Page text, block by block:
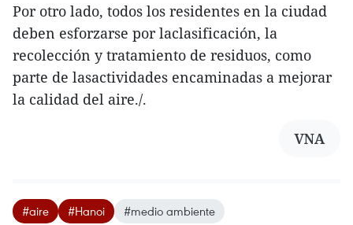
Por otro lado, todos los residentes en la ciudad
deben esforzarse por laclasificación, la
recolección y tratamiento de residuos, como
parte de lasactividades encaminadas a mejorar
la calidad del aire./.
VNA
#aire #Hanoi #medio ambiente